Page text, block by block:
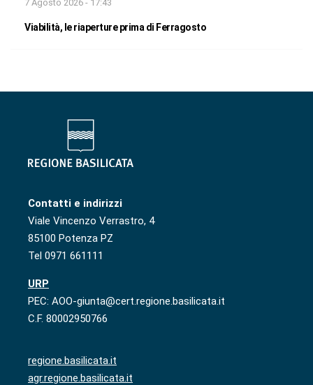
7 Agosto 2026 - 17:43
Viabilità, le riaperture prima di Ferragosto
Contatti e indirizzi
Viale Vincenzo Verrastro, 4
85100 Potenza PZ
Tel 0971 661111
URP
PEC: AOO-giunta@cert.regione.basilicata.it
C.F. 80002950766
regione.basilicata.it
agr.regione.basilicata.it